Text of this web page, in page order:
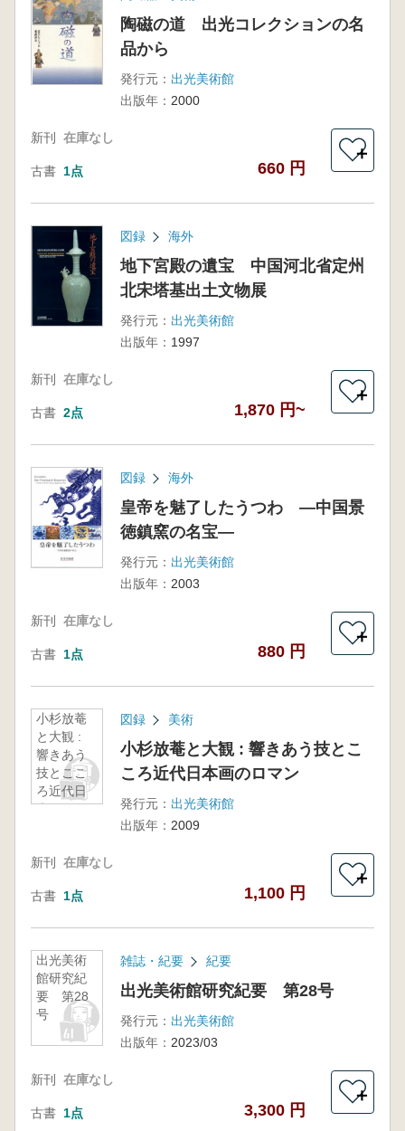
陶磁の道 出光コレクションの名
品から
発行元： 出光美術館
出版年： 2000
新刊 在庫なし
古書 1点 660 円
＋
図録 海外
地下宮殿の遺宝 中国河北省定州
北宋塔基出土文物展
発行元： 出光美術館
出版年： 1997
新刊 在庫なし
古書 2点 1,870 円~
＋
図録 海外
皇帝を魅了したうつわ ―中国景
徳鎮窯の名宝―
発行元： 出光美術館
出版年： 2003
新刊 在庫なし
古書 1点 880 円
＋
小杉放菴
と大観 :
響きあう
技とここ
ろ近代日
本画のロ
図録 美術
小杉放菴と大観 : 響きあう技とこ
ころ近代日本画のロマン
発行元： 出光美術館
出版年： 2009
新刊 在庫なし
古書 1点 1,100 円
＋
出光美術
館研究紀
要 第28
号
雑誌・紀要 紀要
出光美術館研究紀要 第28号
発行元： 出光美術館
出版年： 2023/03
新刊 在庫なし
古書 1点 3,300 円
＋